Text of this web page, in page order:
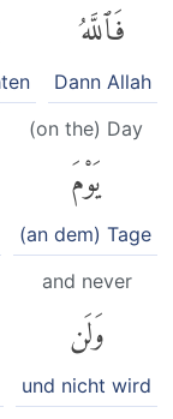
فَٱللَّهُ
Dann Allah
(on the) Day
يَوْمَ
(an dem) Tage
and never
وَلَن
und nicht wird